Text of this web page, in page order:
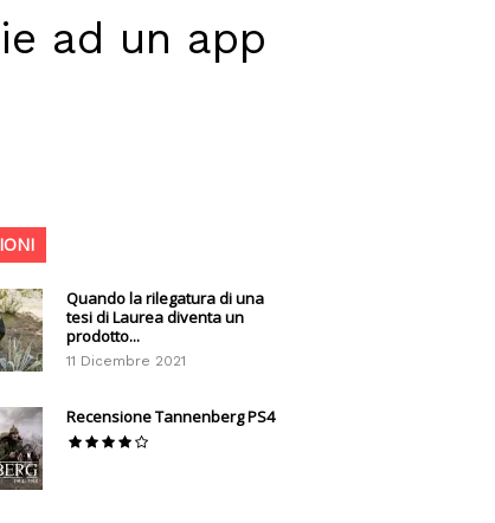
ad un app
Quando la rilegatura di una
tesi di Laurea diventa un
prodotto...
11 Dicembre 2021
Recensione Tannenberg PS4